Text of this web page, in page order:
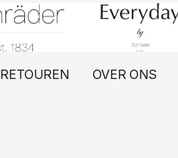
RETOUREN OVER ONS